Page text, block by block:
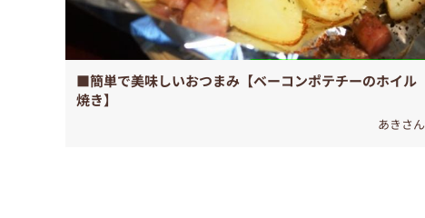
■簡単で美味しいおつまみ【ベーコンポテチーのホイル
焼き】
あきさん